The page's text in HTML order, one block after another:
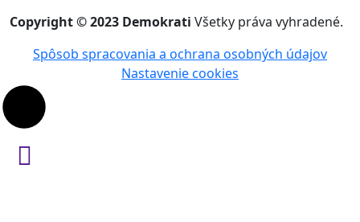
Copyright © 2023 Demokrati Všetky práva vyhradené.
Spôsob spracovania a ochrana osobných údajov
Nastavenie cookies